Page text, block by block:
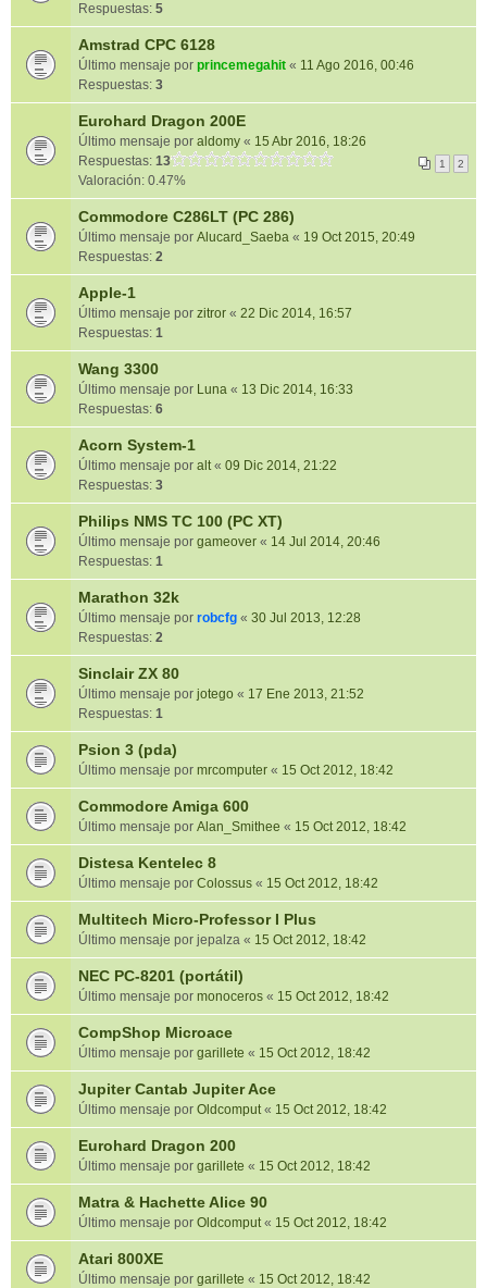
Respuestas: 5
Amstrad CPC 6128
Último mensaje por princemegahit « 11 Ago 2016, 00:46
Respuestas: 3
Eurohard Dragon 200E
Último mensaje por aldomy « 15 Abr 2016, 18:26
Respuestas: 13 1 2
Valoración: 0.47%
Commodore C286LT (PC 286)
Último mensaje por Alucard_Saeba « 19 Oct 2015, 20:49
Respuestas: 2
Apple-1
Último mensaje por zitror « 22 Dic 2014, 16:57
Respuestas: 1
Wang 3300
Último mensaje por Luna « 13 Dic 2014, 16:33
Respuestas: 6
Acorn System-1
Último mensaje por alt« 09 Dic 2014, 21:22
Respuestas: 3
Philips NMS TC 100 (PC XT)
Último mensaje por gameover « 14 Jul 2014, 20:46
Respuestas: 1
Marathon 32k
Último mensaje por robcfg « 30 Jul 2013, 12:28
Respuestas: 2
Sinclair ZX 80
Último mensaje por jotego « 17 Ene 2013, 21:52
Respuestas: 1
Psion 3 (pda)
Último mensaje por mrcomputer « 15 Oct 2012, 18:42
Commodore Amiga 600
Último mensaje por Alan_Smithee « 15 Oct 2012, 18:42
Distesa Kentelec 8
Último mensaje por Colossus « 15 Oct 2012, 18:42
Multitech Micro-Professor I Plus
Último mensaje por jepalza « 15 Oct 2012, 18:42
NEC PC-8201 (portátil)
Último mensaje por monoceros « 15 Oct 2012, 18:42
CompShop Microace
Último mensaje por garillete « 15 Oct 2012, 18:42
Jupiter Cantab Jupiter Ace
Último mensaje por Oldcomput« 15 Oct 2012, 18:42
Eurohard Dragon 200
Último mensaje por garillete « 15 Oct 2012, 18:42
Matra & Hachette Alice 90
Último mensaje por Oldcomput« 15 Oct 2012, 18:42
Atari 800XE
Último mensaje por garillete « 15 Oct 2012, 18:42